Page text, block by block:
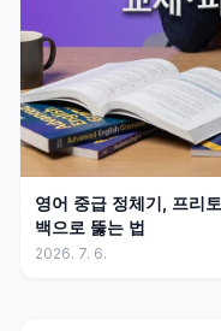
영어 중급 정체기, 프리
백으로 뚫는 법
2026. 7. 6.